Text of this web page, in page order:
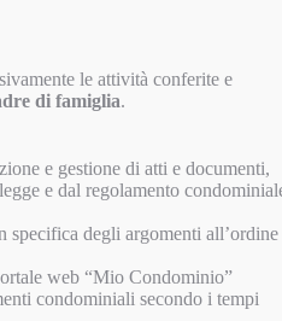
le attività conferite e
di famiglia.
e gestione di atti e documenti,
e dal regolamento
specifica degli argomenti all’ordine
web “Mio Condominio”
condominiali secondo i tempi